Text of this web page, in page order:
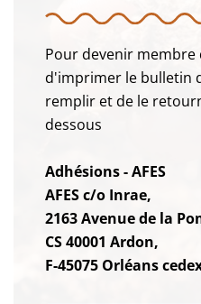
Pour devenir membre
d'imprimer le bulletin
remplir et de le
dessous
Adhésions - AFES
AFES c/o Inrae,
2163 Avenue de la
CS 40001 Ardon,
F-45075 Orléans